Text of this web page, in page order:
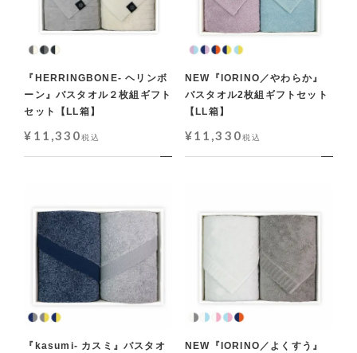
『HERRINGBONE- ヘリンボ
ーン』バスタオル２枚組ギフト
セット【LL箱】
¥ 11,330税込
NEW『IORINO／やわらか』
バスタオル2枚組ギフトセット
【LL箱】
¥11,330税込
『kasumi- カスミ』バスタオ
NEW『IORINO／よくすう』